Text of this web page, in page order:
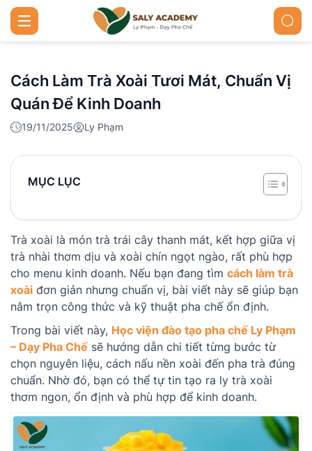
Cách Làm Trà Xoài Tươi Mát, Chuẩn Vị
Quán Để Kinh Doanh
19/11/2025 Ly Phạm
MỤC LỤC
Trà xoài là món trà trái cây thanh mát, kết hợp giữa vị
trà nhài thơm dịu và xoài chín ngọt ngào, rất phù hợp
cho menu kinh doanh. Nếu bạn đang tìm cách làm trà
xoài đơn giản nhưng chuẩn vị, bài viết này sẽ giúp bạn
nắm trọn công thức và kỹ thuật pha chế ổn định.
Trong bài viết này, Học viện đào tạo pha chế Ly Phạm
– Dạy Pha Chế sẽ hướng dẫn chi tiết từng bước từ
chọn nguyên liệu, cách nấu nền xoài đến pha trà đúng
chuẩn. Nhờ đó, bạn có thể tự tin tạo ra ly trà xoài
thơm ngon, ổn định và phù hợp để kinh doanh.